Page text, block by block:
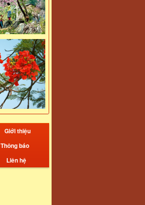
Giới thiệu
Thông báo
Liên hệ